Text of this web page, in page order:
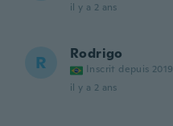
il y a 2 ans
R Rodrigo
Inscrit depuis 2019
il y a 2 ans